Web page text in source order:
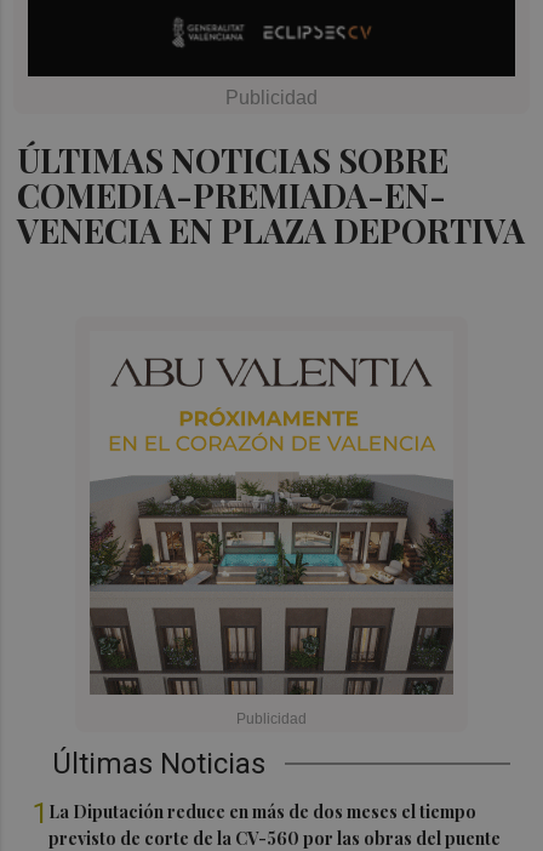
ÚLTIMAS NOTICIAS SOBRE
COMEDIA-PREMIADA-EN-
VENECIA EN PLAZA DEPORTIVA
Últimas Noticias
1 La Diputación reduce en más de dos meses el tiempo
previsto de corte de la CV-560 por las obras del puente